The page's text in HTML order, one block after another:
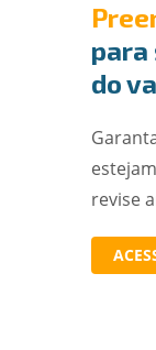
do
revise